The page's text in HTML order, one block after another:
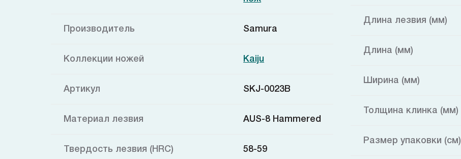
Производитель Samura
Коллекции ножей Kaiju
Артикул SKJ-0023B
Материал лезвия AUS-8 Hammered
Твердость лезвия (HRC) 58-59
Длина лезвия (мм)
Длина (мм)
Ширина (мм)
Толщина клинка (мм)
Размер упаковки (см)